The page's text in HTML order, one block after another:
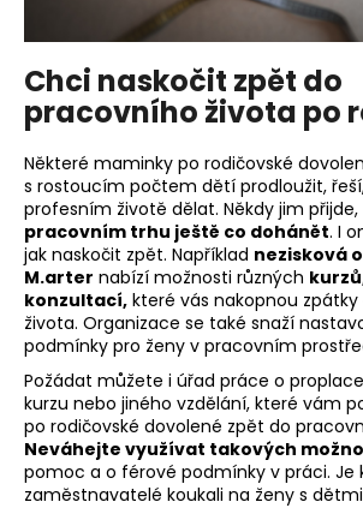
Chci naskočit zpět do
pracovního života po
Některé maminky po rodičovské
s rostoucím počtem dětí prodloužit,
profesním životě dělat. Někdy jim přijde,
pracovním trhu ještě co dohánět. I
jak naskočit zpět. Například nezisková
M.arter nabízí možnosti různých
konzultací, které vás nakopnou
života. Organizace se také snaží
podmínky pro ženy v pracovním
Požádat můžete i úřad práce o
kurzu nebo jiného vzdělání, které vám
po rodičovské dovolené zpět do
Neváhejte využívat takových
pomoc a o férové podmínky v práci. Je
zaměstnavatelé koukali na ženy s